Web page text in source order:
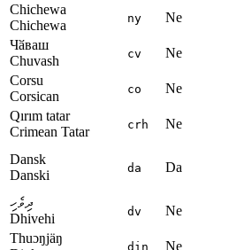
Chichewa
Chichewa
ny Ne
Чӑваш
Chuvash
cv Ne
Corsu
Corsican
co Ne
Qırım tatar
Crimean Tatar
crh Ne
Dansk
Danski
da Da
ދިވެހި
Dhivehi
dv Ne
Thuɔŋjäŋ
din Ne